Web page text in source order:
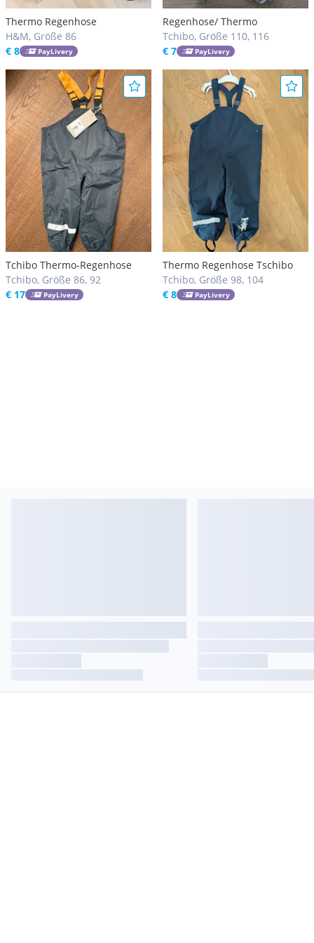
Thermo Regenhose
H&M, Größe 86
€ 8
PayLivery
Regenhose/ Thermo
Tchibo, Größe 110, 116
€ 7
PayLivery
Tchibo Thermo-Regenhose
Tchibo, Größe 86, 92
€ 17
PayLivery
Thermo Regenhose Tschibo
Tchibo, Größe 98, 104
€ 8
PayLivery